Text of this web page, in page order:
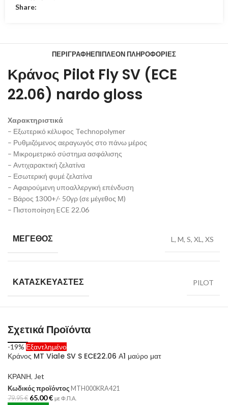
Share:
ΠΕΡΙΓΡΑΦΉΕΠΙΠΛΈΟΝ ΠΛΗΡΟΦΟΡΊΕΣ
Κράνος Pilot Fly SV (ECE
22.06) nardo gloss
Χαρακτηριστικά
– Εξωτερικό κέλυφος Technopolymer
– Ρυθμιζόμενος αεραγωγός στο πάνω μέρος
– Μικρομετρικό σύστημα ασφάλισης
– Αντιχαρακτική ζελατίνα
– Εσωτερική φυμέ ζελατίνα
– Αφαιρούμενη υποαλλεργική επένδυση
– Βάρος 1300+/- 50γρ (σε μέγεθος Μ)
– Πιστοποίηση ECE 22.06
ΜΈΓΕΘΟΣ L , M, S, XL , XS
ΚΑΤΑΣΚΕΥΑΣΤΈΣ PILOT
Σχετικά Προϊόντα
-19% Εξαντλημένο
Κράνος MT Viale SV S ECE22.06 Α1 μαύρο ματ
ΚΡΑΝΗ, Jet
Κωδικός προϊόντος MTH000KRA421
79.95€ 65.00€ με Φ.Π.Α.